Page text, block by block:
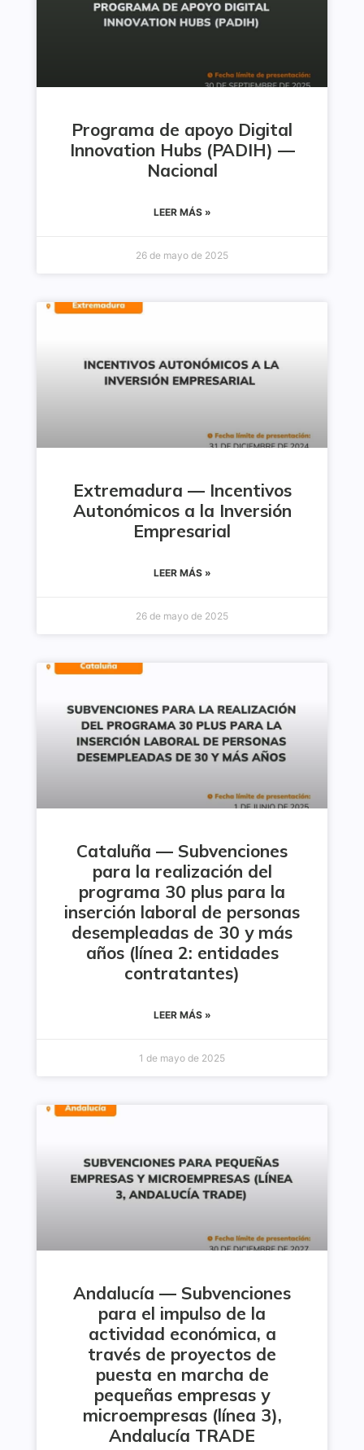
Programa de apoyo Digital
Innovation Hubs (PADIH) —
Nacional
LEER MÁS »
26 de mayo de 2025
Extremadura — Incentivos
Autonómicos a la Inversión
Empresarial
LEER MÁS »
26 de mayo de 2025
Cataluña — Subvenciones
para la realización del
programa 30 plus para la
inserción laboral de personas
desempleadas de 30 y más
años (línea 2: entidades
contratantes)
LEER MÁS »
1 de mayo de 2025
Andalucía — Subvenciones
para el impulso de la
actividad económica, a
través de proyectos de
puesta en marcha de
pequeñas empresas y
microempresas (línea 3),
Andalucía TRADE